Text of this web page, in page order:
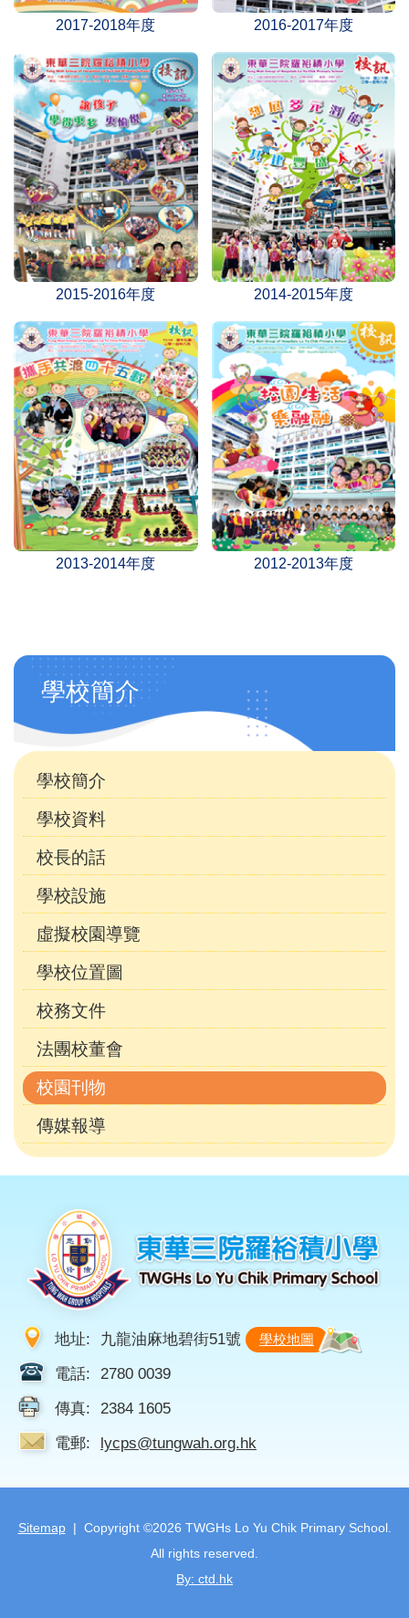
2017-2018年度 2016-2017年度
2015-2016年度 2014-2015年度
2013-2014年度 2012-2013年度
Main
navigation
(自
訂)
學校簡介
學校簡介
學校資料
校長的話
學校設施
虛擬校園導覽
學校位置圖
校務文件
法團校董會
校園刊物
傳媒報導
地址: 九龍油麻地碧街51號 學校地圖
電話: 2780 0039
傳真: 2384 1605
電郵: lycps@tungwah.org.hk
Sitemap| Copyright ©2026 TWGHs Lo Yu Chik Primary School.
All rights reserved.
By: ctd.hk